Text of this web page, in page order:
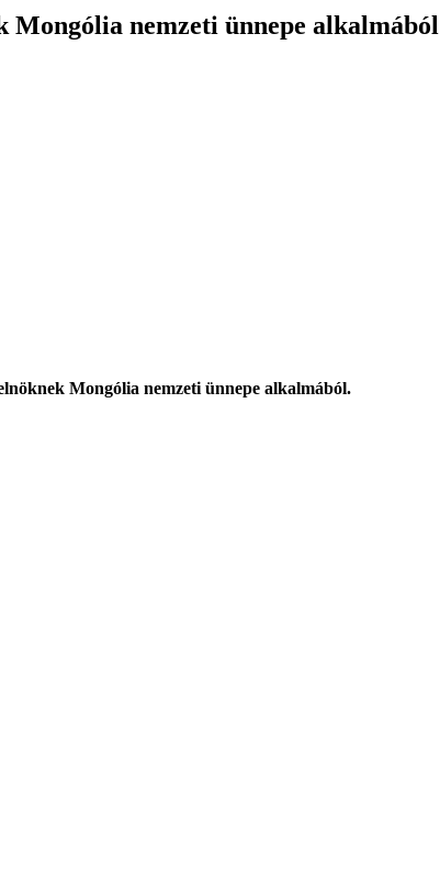
Mongólia nemzeti ünnepe alkalmából
Mongólia nemzeti ünnepe alkalmából.